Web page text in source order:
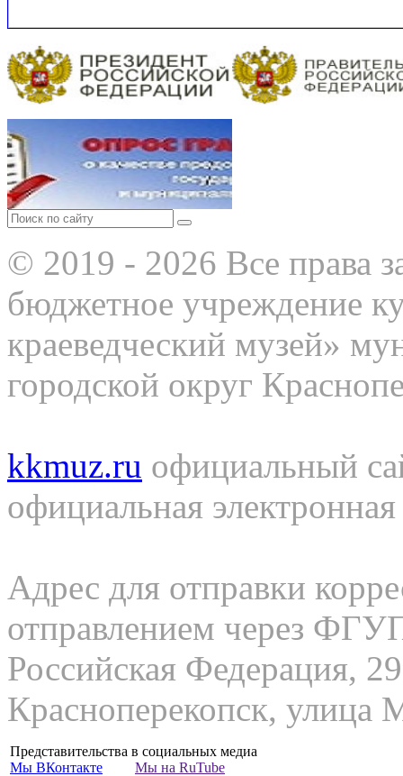
© 2019 - 2026 Все права
бюджетное учреждение
краеведческий музей»
городской округ
kkmuz.ru официальный
официальная
Адрес для отправки
отправлением через
Российская Федерация,
Красноперекопск, улица
Представительства в социальных медиа
Мы ВКонтакте Мы на RuTube